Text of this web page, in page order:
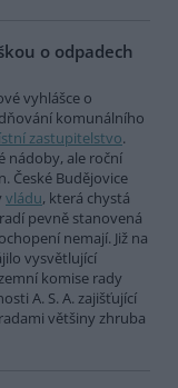
o odpadech
vyhlášce o
komunálního
zastupitelstvo.
nádoby, ale roční
České Budějovice
vládu, která chystá
pevně stanovená
nemají. Již na
vysvětlující
komise rady
A. S. A. zajišťující
většiny zhruba